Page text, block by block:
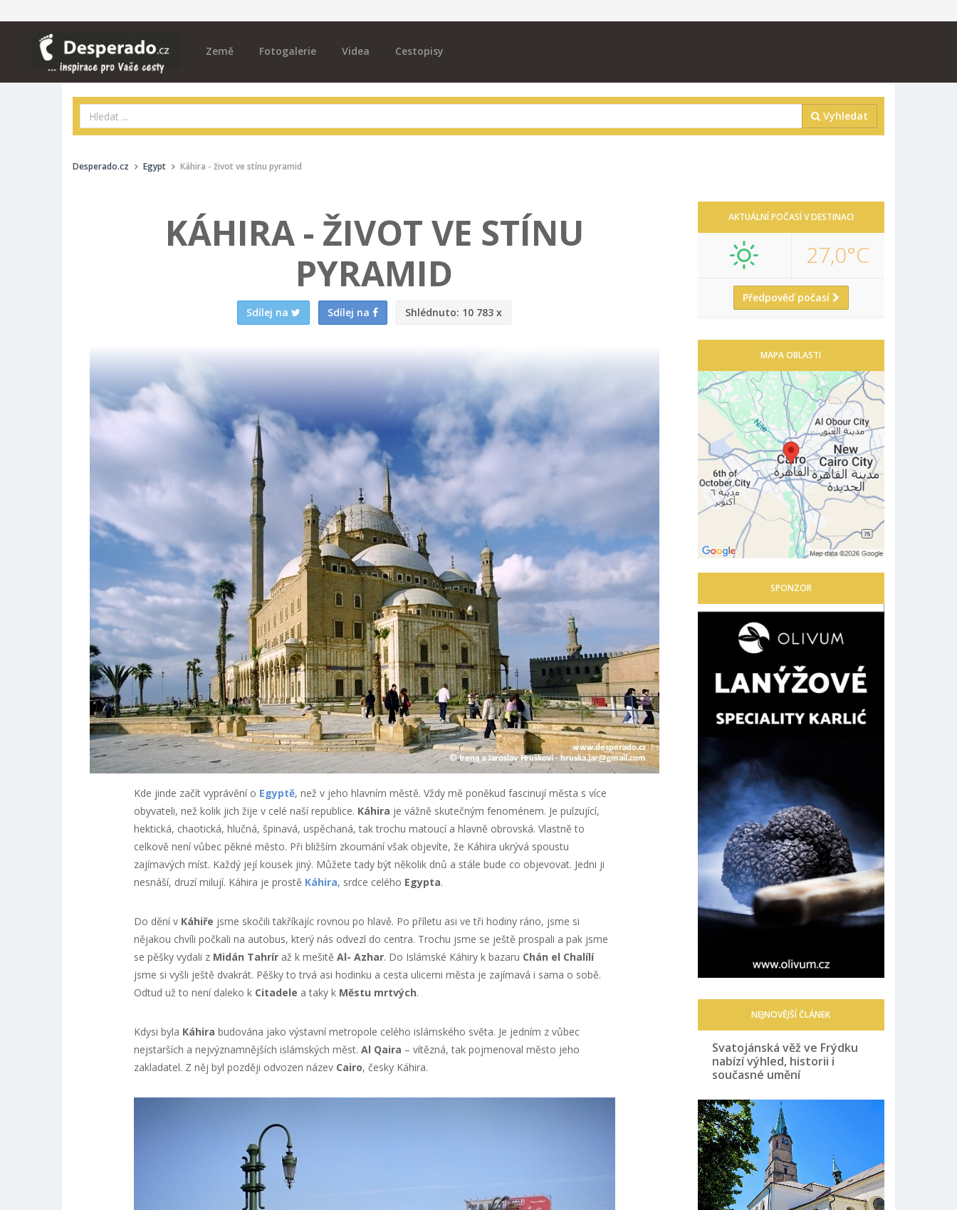
Země Fotogalerie Videa Cestopisy
Vyhledat
Desperado.cz Egypt Káhira - život ve stínu pyramid
KÁHIRA - ŽIVOT VE STÍNU
PYRAMID
Sdílej na Sdílej na Shlédnuto: 10 783 x
Kde jinde začít vyprávění o Egyptě, než v jeho hlavním městě. Vždy mě poněkud fascinují města s více
obyvateli, než kolik jich žije v celé naší republice. Káhira je vážně skutečným fenoménem. Je pulzující,
hektická, chaotická, hlučná, špinavá, uspěchaná, tak trochu matoucí a hlavně obrovská. Vlastně to
celkově není vůbec pěkné město. Při bližším zkoumání však objevíte, že Káhira ukrývá spoustu
zajímavých míst. Každý její kousek jiný. Můžete tady být několik dnů a stále bude co objevovat. Jedni ji
nesnáší, druzí milují. Káhira je prostě Káhira, srdce celého Egypta.
Do dění v Káhiře jsme skočili takříkajíc rovnou po hlavě. Po příletu asi ve tři hodiny ráno, jsme si
nějakou chvíli počkali na autobus, který nás odvezl do centra. Trochu jsme se ještě prospali a pak jsme
se pěšky vydali z Midán Tahríraž k mešitě Al- Azhar. Do Islámské Káhiry k bazaru Chán el Chalílí
jsme si vyšli ještě dvakrát. Pěšky to trvá asi hodinku a cesta ulicemi města je zajímavá i sama o sobě.
Odtud už to není daleko k Citadele a taky k Městu mrtvých.
Kdysi byla Káhira budována jako výstavní metropole celého islámského světa. Je jedním z vůbec
nejstarších a nejvýznamnějších islámských měst. Al Qaira – vítězná, tak pojmenoval město jeho
zakladatel. Z něj byl později odvozen názevCairo, česky Káhira.
AKTUÁLNÍ POČASÍ V DESTINACI
27,0°C
Předpověď počasí
MAPA OBLASTI
SPONZOR
NEJNOVĚJŠÍ ČLÁNEK
Svatojánská věž ve Frýdku
nabízí výhled, historii i
současné umění